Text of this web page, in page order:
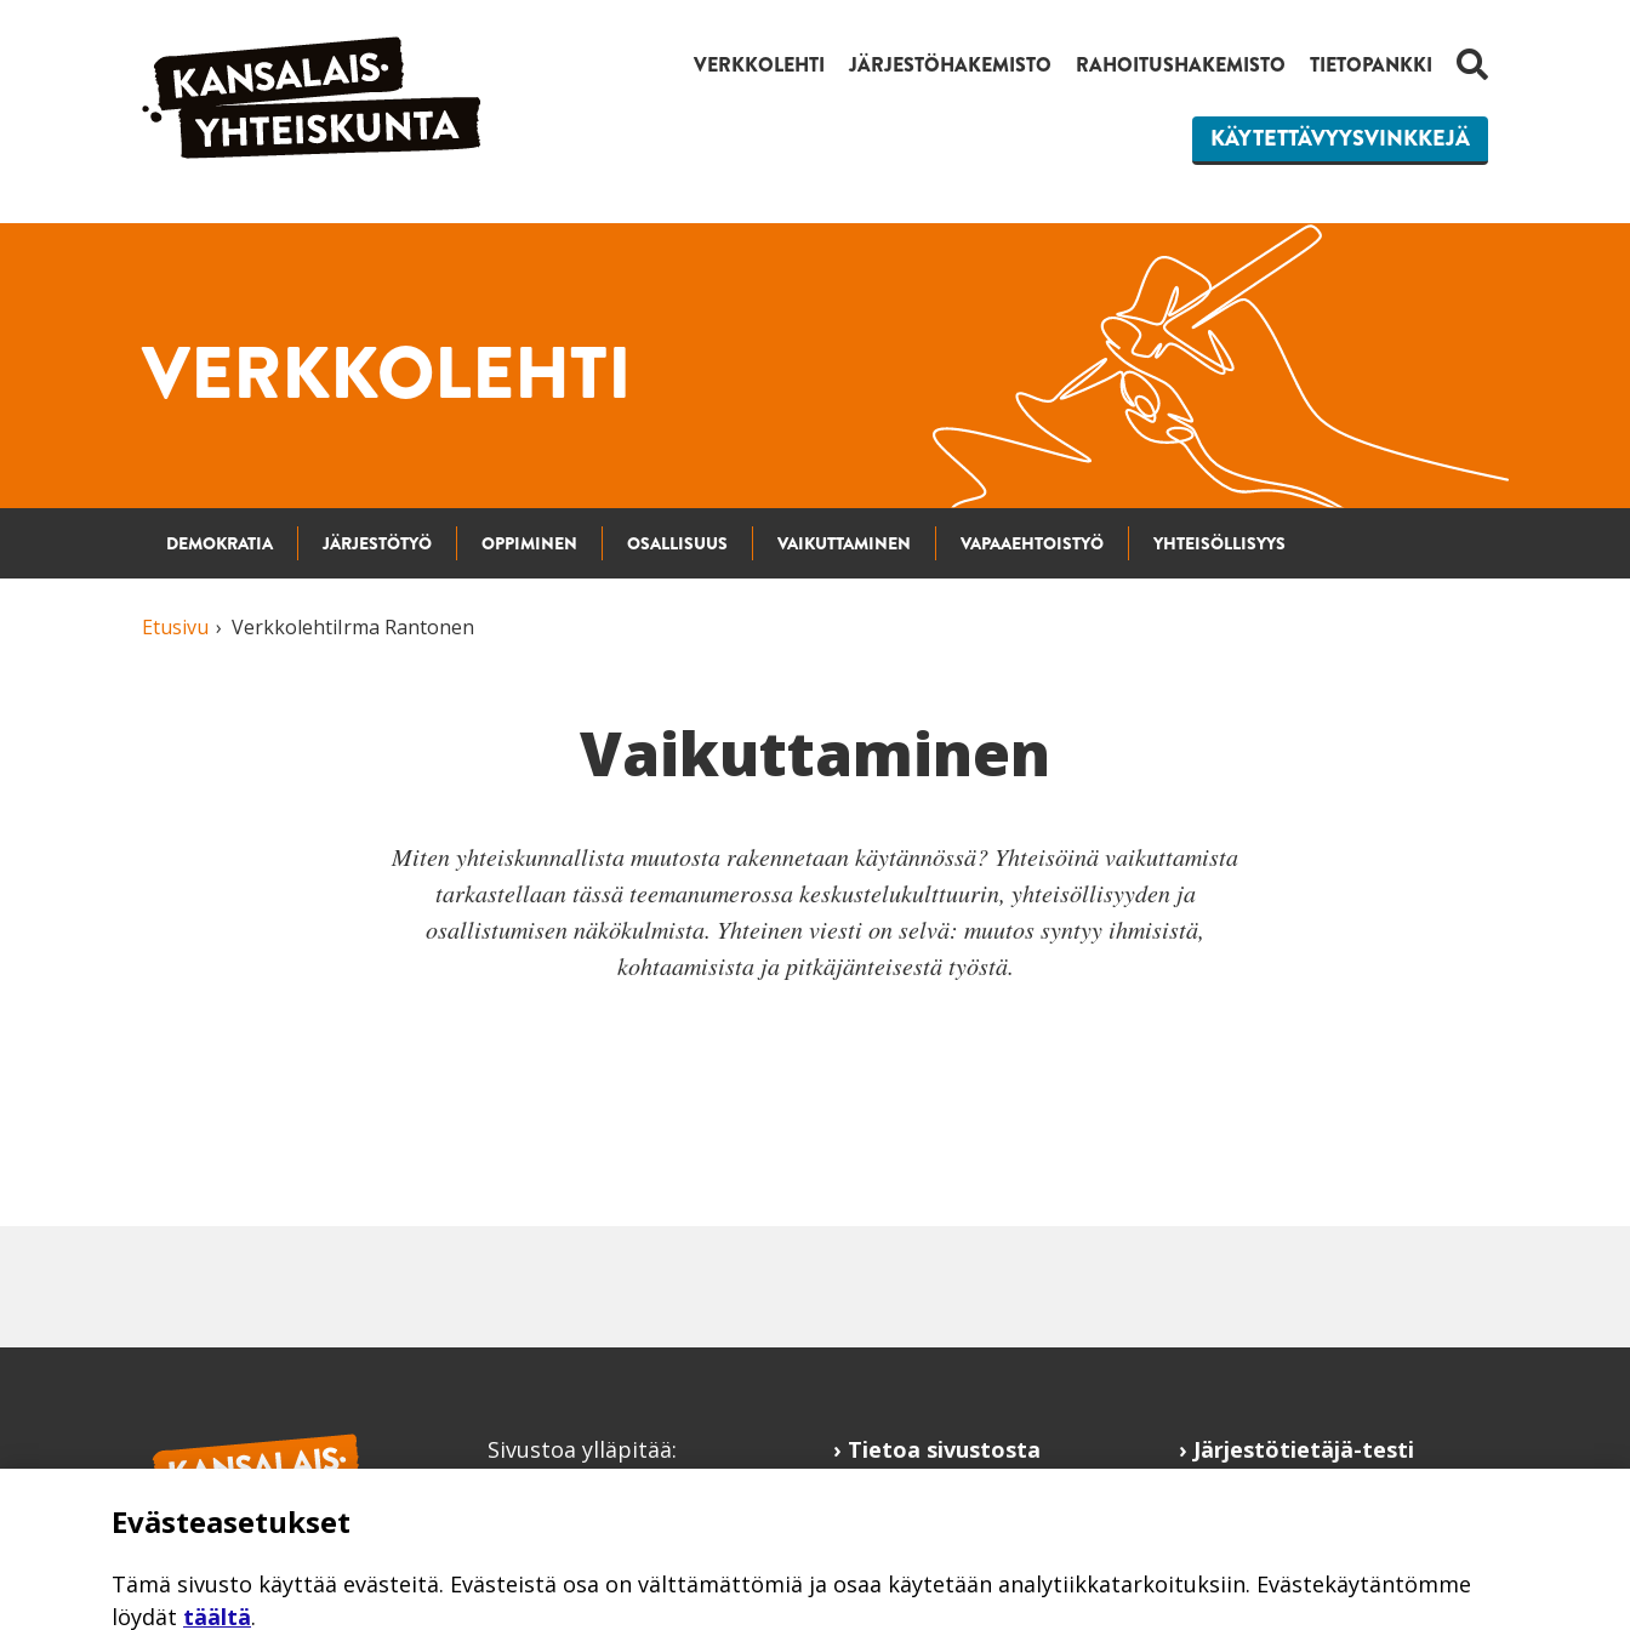
Siirry sisältöön VERKKOLEHTI JÄRJESTÖHAKEMISTO RAHOITUSHAKEMISTO TIETOPANKKI HAKU
KÄYTETTÄVYYSVINKKEJÄ
VERKKOLEHTI
DEMOKRATIA JÄRJESTÖTYÖ OPPIMINEN OSALLISUUS VAIKUTTAMINEN VAPAAEHTOISTYÖ YHTEISÖLLISYYS
Etusivu VerkkolehtiIrma Rantonen
Vaikuttaminen
Miten yhteiskunnallista muutosta rakennetaan käytännössä? Yhteisöinä vaikuttamista
tarkastellaan tässä teemanumerossa keskustelukulttuurin, yhteisöllisyyden ja
osallistumisen näkökulmista. Yhteinen viesti on selvä: muutos syntyy ihmisistä,
kohtaamisista ja pitkäjänteisestä työstä.
Sivustoa ylläpitää:
Tietoa sivustosta
Järjestötietäjä-testi
Civil Society
Evästeasetukset
Tämä sivusto käyttää evästeitä. Evästeistä osa on välttämättömiä ja osaa käytetään analytiikkatarkoituksiin. Evästekäytäntömme
löydät täältä.